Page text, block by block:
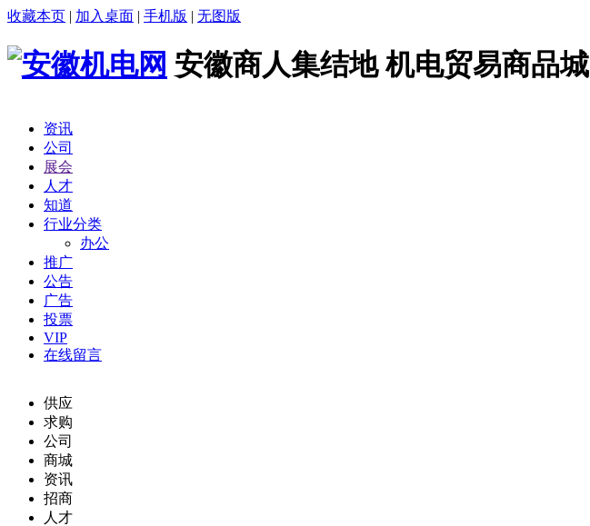
收藏本页 | 加入桌面 | 手机版 | 无图版
安徽商人集结地 机电贸易商品城
资讯
公司
展会
人才
知道
行业分类
办公
推广
公告
广告
投票
VIP
在线留言
供应
求购
公司
商城
资讯
招商
人才